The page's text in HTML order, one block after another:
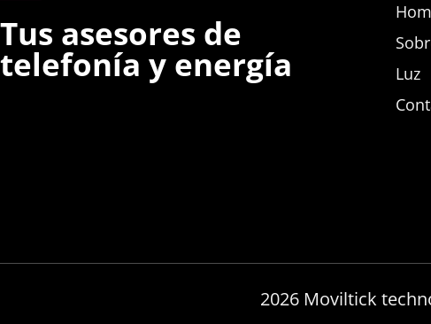
Tus asesores de
telefonía y energía
Luz
2026 Moviltick